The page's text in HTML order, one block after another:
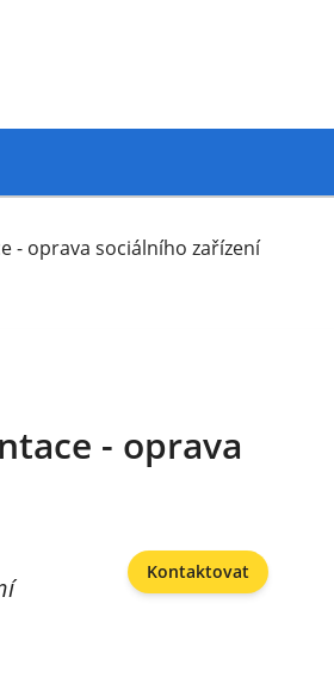
- oprava sociálního zařízení
- oprava
Kontaktovat